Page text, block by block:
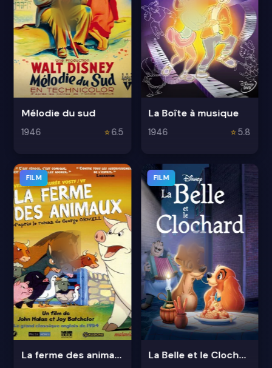
Mélodie du sud
1946 ⭐6.5
La Boîte à musique
1946 ⭐5.8
FILM
La ferme des animaux
FILM
La Belle et le Clochard